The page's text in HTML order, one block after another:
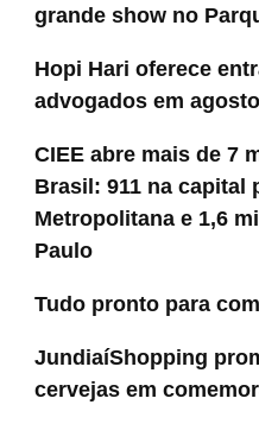
grande show no
Hopi Hari oferece
advogados em agosto
CIEE abre mais de 7
Brasil: 911 na capital
Metropolitana e 1,6
Paulo
Tudo pronto para
JundiaíShopping
cervejas em